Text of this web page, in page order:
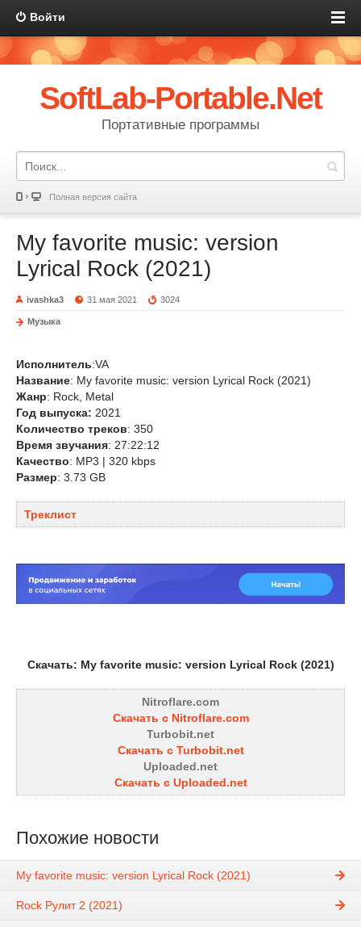
Войти
SoftLab-Portable.Net
Портативные программы
Полная версия сайта
My favorite music: version
Lyrical Rock (2021)
ivashka3 31 мая 2021 3024
Музыка
Исполнитель:VA
Название: My favorite music: version Lyrical Rock (2021)
Жанр: Rock, Metal
Год выпуска: 2021
Количество треков: 350
Время звучания: 27:22:12
Качество: MP3 | 320 kbps
Размер: 3.73 GB
Треклист
Скачать: My favorite music: version Lyrical Rock (2021)
Nitroflare.com
Скачать с Nitroflare.com
Turbobit.net
Скачать с Turbobit.net
Uploaded.net
Скачать с Uploaded.net
Похожие новости
My favorite music: version Lyrical Rock (2021)
Rock Рулит 2 (2021)